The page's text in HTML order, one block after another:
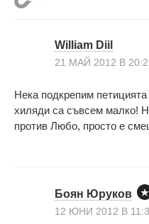
William Diil
21 МАЙ 2012 В
Нека подкрепим
хиляди са съвсем малко!
против Любо, просто е
Боян Юруков
12 ЮНИ 2012 В